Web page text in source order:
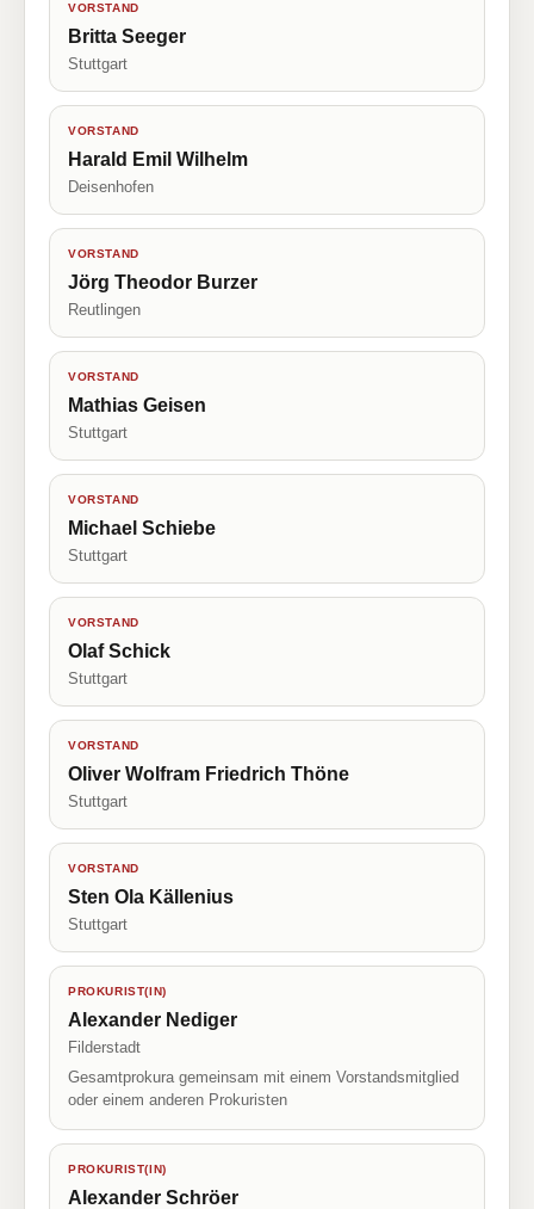
VORSTAND
Britta Seeger
Stuttgart
VORSTAND
Harald Emil Wilhelm
Deisenhofen
VORSTAND
Jörg Theodor Burzer
Reutlingen
VORSTAND
Mathias Geisen
Stuttgart
VORSTAND
Michael Schiebe
Stuttgart
VORSTAND
Olaf Schick
Stuttgart
VORSTAND
Oliver Wolfram Friedrich Thöne
Stuttgart
VORSTAND
Sten Ola Källenius
Stuttgart
PROKURIST(IN)
Alexander Nediger
Filderstadt
Gesamtprokura gemeinsam mit einem Vorstandsmitglied
oder einem anderen Prokuristen
PROKURIST(IN)
Alexander Schröer